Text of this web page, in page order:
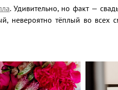
. Удивительно, но факт —
невероятно тёплый во